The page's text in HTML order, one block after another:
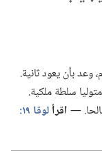
يسوع المسيح الى السماء سنة ٣٣ ب‌م،‏ وعد بأن يعود ثانية.‏
سلطة ملكية.‏
—‏اقرأ